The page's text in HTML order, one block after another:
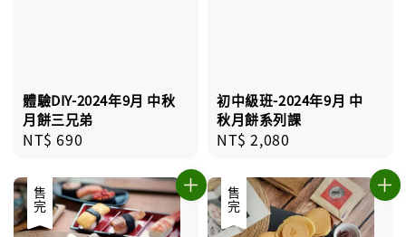
體驗DIY-2024年9月 中秋
月餅三兄弟
Regular
NT$ 690
初中級班-2024年9月 中
秋月餅系列課
Regular
NT$ 2,080
售完 售完